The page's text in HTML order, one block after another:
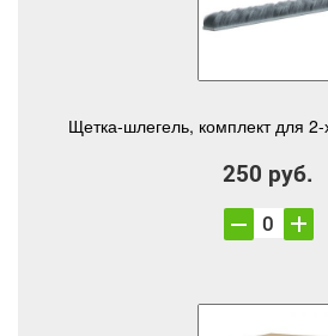
Щетка-шлегель, комплект для
250 руб.